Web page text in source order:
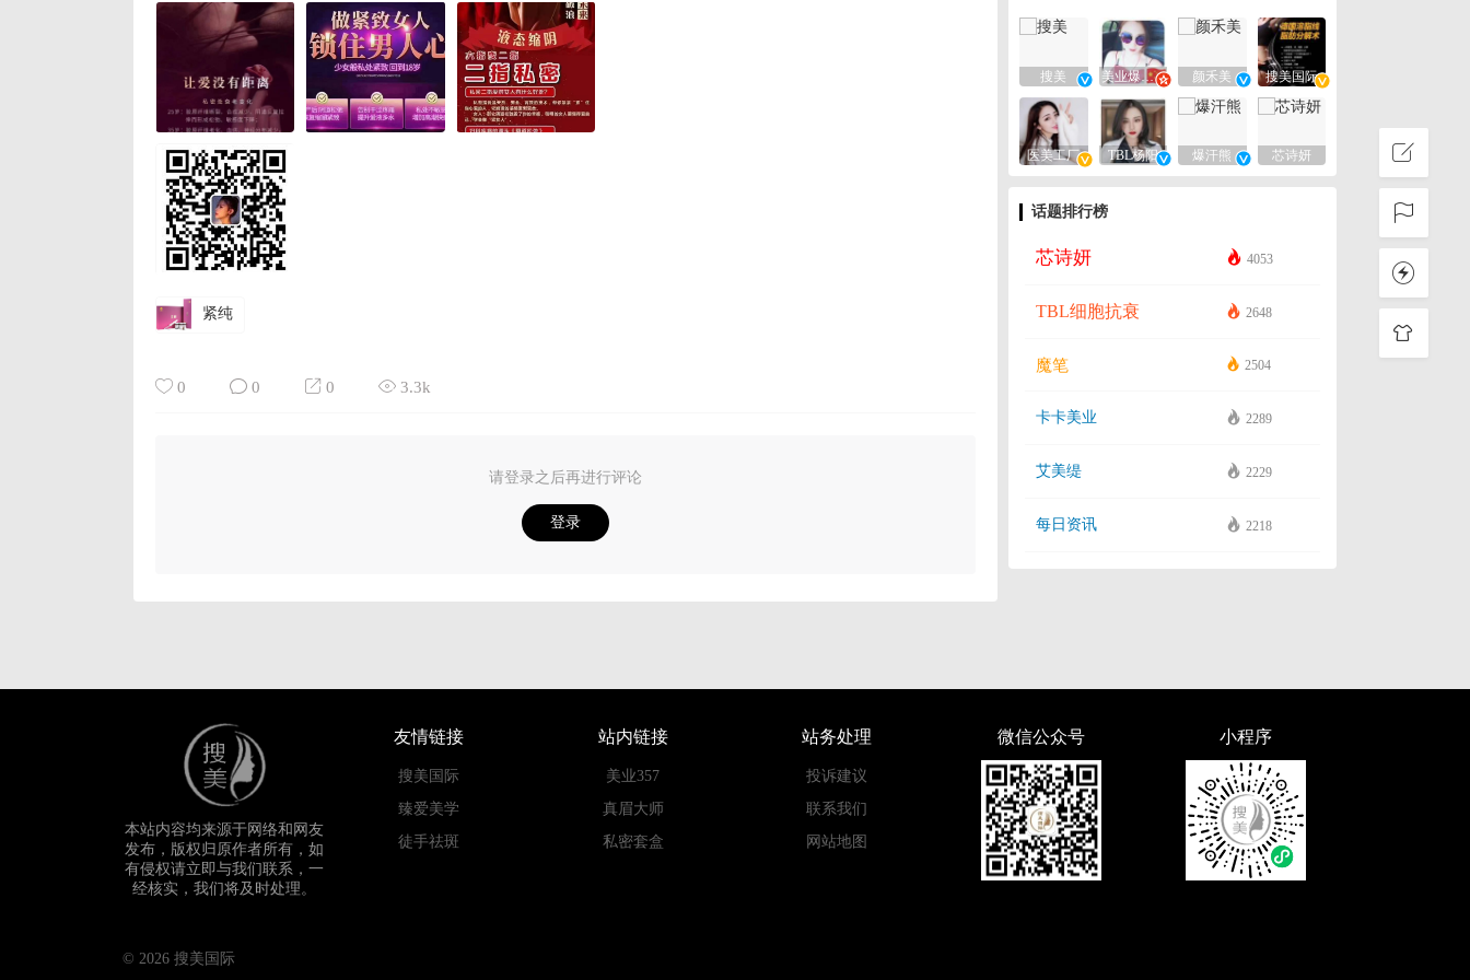
紧纯
0 0 0 3.3k
请登录之后再进行评论
登录
搜美 美业爆款平台 颜禾美 搜美国际
医美工厂 TBL杨阳 爆汗熊 芯诗妍
话题排行榜
芯诗妍 4053
TBL细胞抗衰 2648
魔笔 2504
卡卡美业 2289
艾美缇 2229
每日资讯 2218
本站内容均来源于网络和网友
发布，版权归原作者所有，如
有侵权请立即与我们联系，一
经核实，我们将及时处理。
友情链接
搜美国际
臻爱美学
徒手祛斑
站内链接
美业357
真眉大师
私密套盒
站务处理
投诉建议
联系我们
网站地图
微信公众号 小程序
© 2026 搜美国际